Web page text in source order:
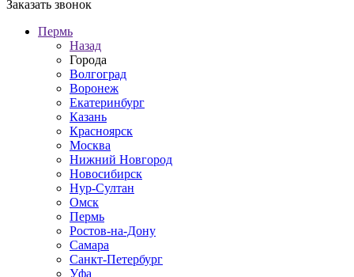
Заказать звонок
Пермь
Назад
Города
Волгоград
Воронеж
Екатеринбург
Казань
Красноярск
Москва
Нижний Новгород
Новосибирск
Нур-Султан
Омск
Пермь
Ростов-на-Дону
Самара
Санкт-Петербург
Уфа